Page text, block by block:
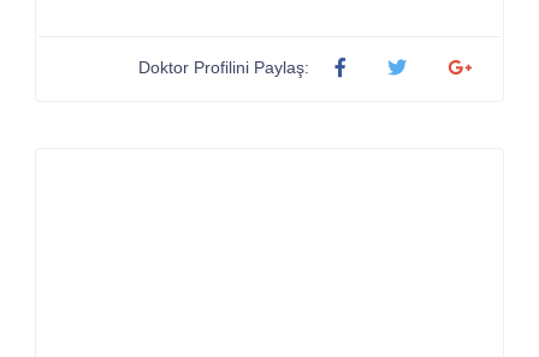
Doktor Profilini Paylaş: